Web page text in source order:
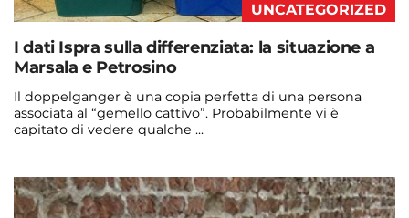
UNCATEGORIZED
I dati Ispra sulla differenziata: la situazione a
Marsala e Petrosino
Il doppelganger è una copia perfetta di una persona
associata al “gemello cattivo”. Probabilmente vi è
capitato di vedere qualche ...
admin@admin.com 3 days fa